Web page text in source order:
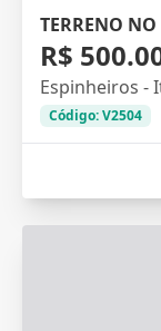
TERRENO
R$
Espinheiros -
Código: V2504